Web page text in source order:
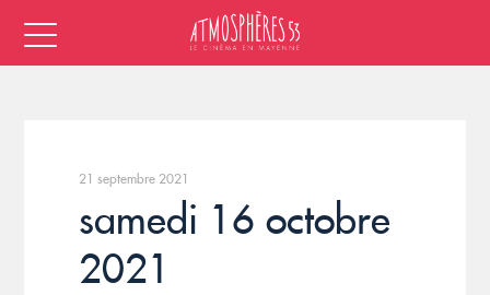
21 septembre 2021
samedi 16 octobre
2021